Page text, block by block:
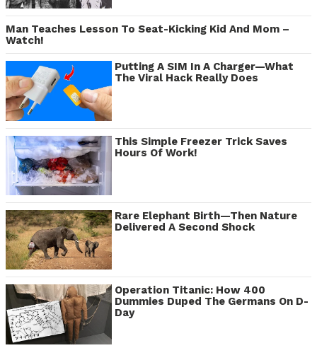
Man Teaches Lesson To Seat-Kicking Kid And Mom –
Watch!
Putting A SIM In A Charger—What
The Viral Hack Really Does
This Simple Freezer Trick Saves
Hours Of Work!
Rare Elephant Birth—Then Nature
Delivered A Second Shock
Operation Titanic: How 400
Dummies Duped The Germans On D-
Day